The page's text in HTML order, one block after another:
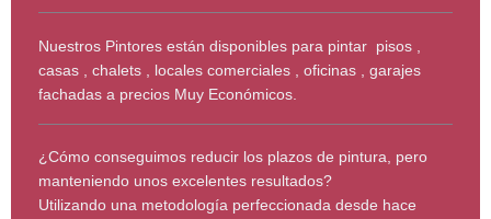
Nuestros Pintores están disponibles para pintar pisos ,
casas , chalets , locales comerciales , oficinas , garajes
fachadas a precios Muy Económicos.
¿Cómo conseguimos reducir los plazos de pintura, pero
manteniendo unos excelentes resultados?
Utilizando una metodología perfeccionada desde hace